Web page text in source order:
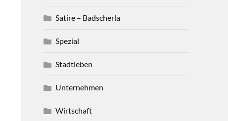
Satire – Badscherla
Spezial
Stadtleben
Unternehmen
Wirtschaft